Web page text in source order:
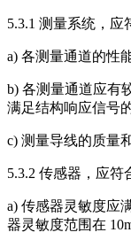
5.3.1 测量系统，应
a) 各测量通道的性
b) 各测量通道应有
满足结构响应信号
c) 测量导线的质量
5.3.2 传感器，应符
a) 传感器灵敏度应
器灵敏度范围在